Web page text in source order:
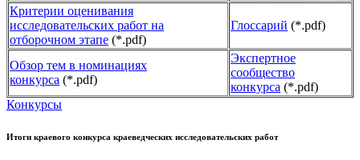
Критерии оценивания
исследовательских работ на
отборочном этапе (*.pdf)
Глоссарий (*.pdf)
Обзор тем в номинациях
конкурса (*.pdf)
Экспертное
сообщество
конкурса (*.pdf)
Конкурсы
Итоги краевого конкурса краеведческих исследовательских работ